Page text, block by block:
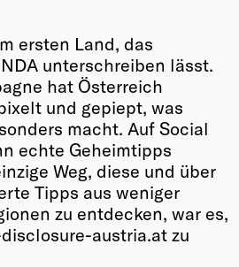
ersten Land, das
unterschreiben lässt.
hat Österreich
und gepiept, was
macht. Auf Social
echte Geheimtipps
Weg, diese und über
Tipps aus weniger
zu entdecken, war es,
austria.at zu